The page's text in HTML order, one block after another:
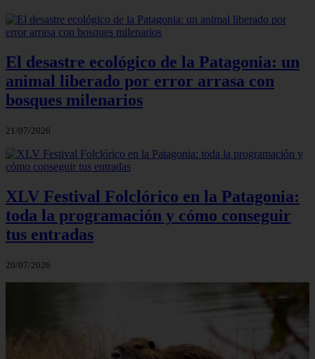
El desastre ecológico de la Patagonia: un
animal liberado por error arrasa con
bosques milenarios
21/07/2026
XLV Festival Folclórico en la Patagonia:
toda la programación y cómo conseguir
tus entradas
20/07/2026